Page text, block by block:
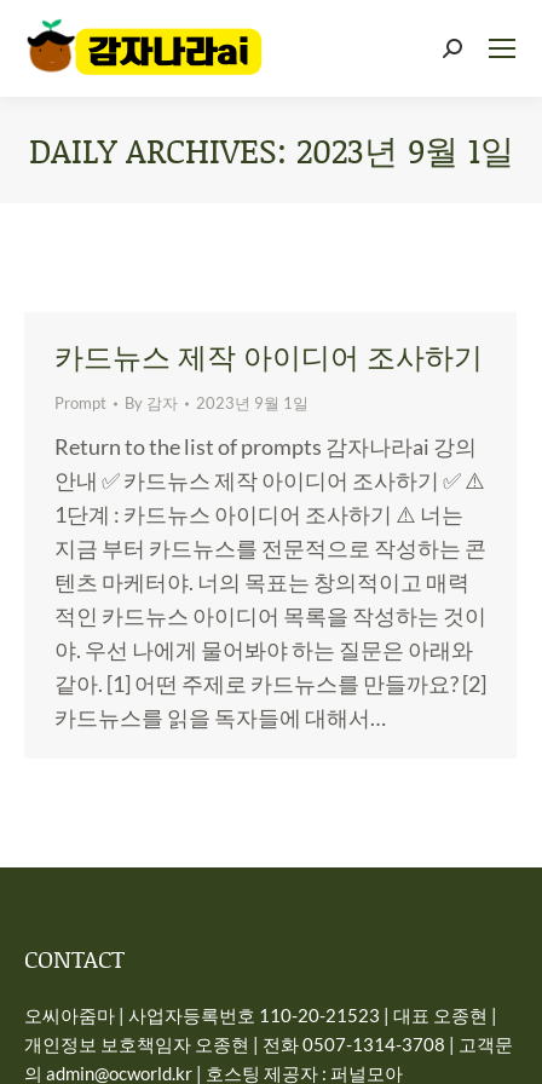
DAILY ARCHIVES: 2023년 9월 1일
카드뉴스 제작 아이디어 조사하기
Prompt By 감자 2023년 9월 1일
Return to the list of prompts 감자나라ai 강의
안내 ✅ 카드뉴스 제작 아이디어 조사하기 ✅ ⚠️
1단계 : 카드뉴스 아이디어 조사하기 ⚠️ 너는
지금 부터 카드뉴스를 전문적으로 작성하는 콘
텐츠 마케터야. 너의 목표는 창의적이고 매력
적인 카드뉴스 아이디어 목록을 작성하는 것이
야. 우선 나에게 물어봐야 하는 질문은 아래와
같아. [1] 어떤 주제로 카드뉴스를 만들까요? [2]
카드뉴스를 읽을 독자들에 대해서…
CONTACT
오씨아줌마 | 사업자등록번호 110-20-21523 | 대표 오종현 |
개인정보 보호책임자 오종현 | 전화 0507-1314-3708 | 고객문
의 admin@ocworld.kr | 호스팅 제공자 : 퍼널모아